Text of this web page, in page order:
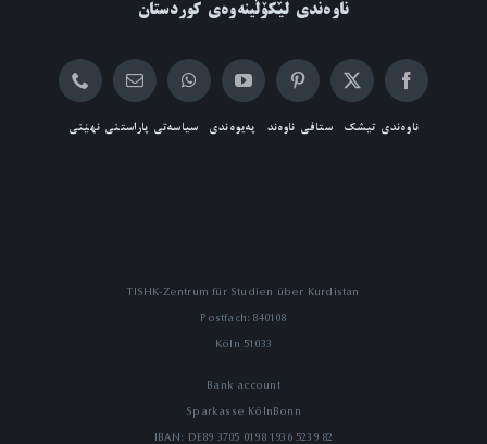
ناوەندی لێکۆڵینەوەی کوردستان
ناوەندی تیشک ستافی ناوەند پەیوەندی سیاسەتی پاراستنی نهێنی
TISHK-Zentrum für Studien über Kurdistan
Postfach: 840108
51033 Köln
Bank account
Sparkasse KölnBonn
IBAN: DE89 3705 0198 1936 5239 82